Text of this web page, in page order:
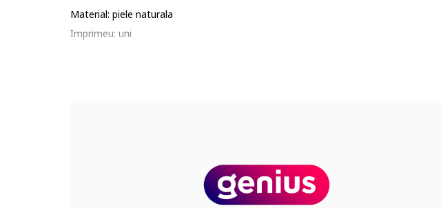
Material: piele naturala
Imprimeu: uni